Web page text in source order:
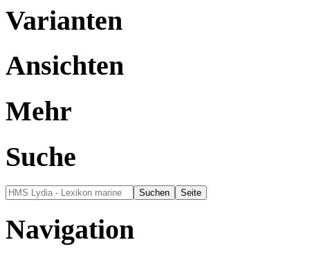
Varianten
Ansichten
Mehr
Suche
Navigation